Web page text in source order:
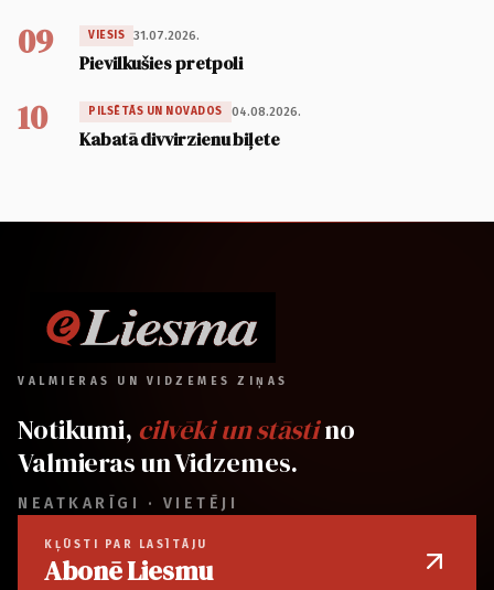
09 VIESIS 31.07.2026.
Pievilkušies pretpoli
10 PILSĒTĀS UN NOVADOS 04.08.2026.
Kabatā divvirzienu biļete
VALMIERAS UN VIDZEMES ZIŅAS
Notikumi, cilvēki un stāstino
Valmieras un Vidzemes.
NEATKARĪGI · VIETĒJI
KĻŪSTI PAR LASĪTĀJU
Abonē Liesmu